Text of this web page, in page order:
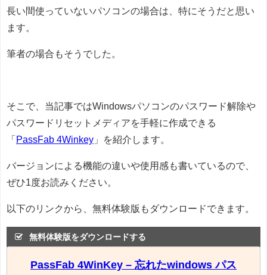
長い間使っていないパソコンの場合は、特にそうだと思い
ます。
筆者の場合もそうでした。
そこで、当記事ではWindowsパソコンのパスワード解除や
パスワードリセットメディアを手軽に作成できる
「 PassFab 4Winkey 」を紹介します。
バージョンによる機能の違いや使用感も書いているので、
ぜひ1度お読みください。
以下のリンクから、無料体験版もダウンロードできます。
無料体験版をダウンロードする
PassFab 4WinKey – 忘れたwindows パス